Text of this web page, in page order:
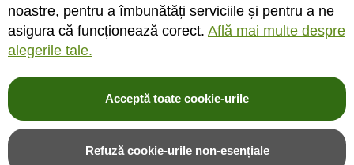
© 2004-2026 TotalFishing SRL. Toate drepturile rezervate. Citititermeni si
fisiere cookie ,politica de confidentialitate si protectia datelor
noastre, pentru a îmbunătăți serviciile și pentru a ne
asigura că funcționează corect. Află mai multe despre
alegerile tale.
Acceptă toate cookie-urile
Refuză cookie-urile non-esențiale